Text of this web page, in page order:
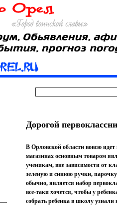
Дорогой
В Орловской области вовсю
магазинах основным товаром
ученикам, вне зависимости от
зеленую и синюю ручки,
обычно, является набор
все-таки хочется, чтобы у
собрать ребенка в школу узнали